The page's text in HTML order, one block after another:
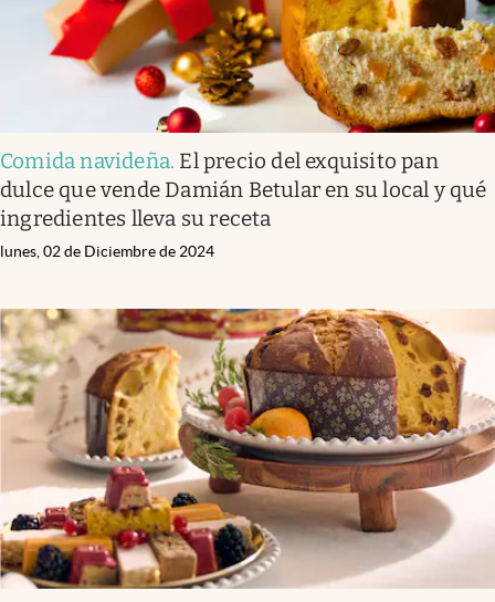
Comida navideña. El precio del exquisito pan
dulce que vende Damián Betular en su local y qué
ingredientes lleva su receta
lunes, 02 de Diciembre de 2024